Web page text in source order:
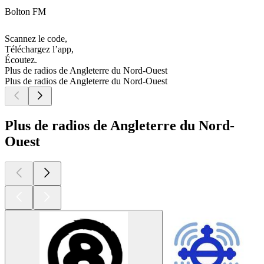
Bolton FM
Scannez le code,
Téléchargez l’app,
Écoutez.
Plus de radios de Angleterre du Nord-Ouest
Plus de radios de Angleterre du Nord-Ouest
Plus de radios de Angleterre du Nord-
Ouest